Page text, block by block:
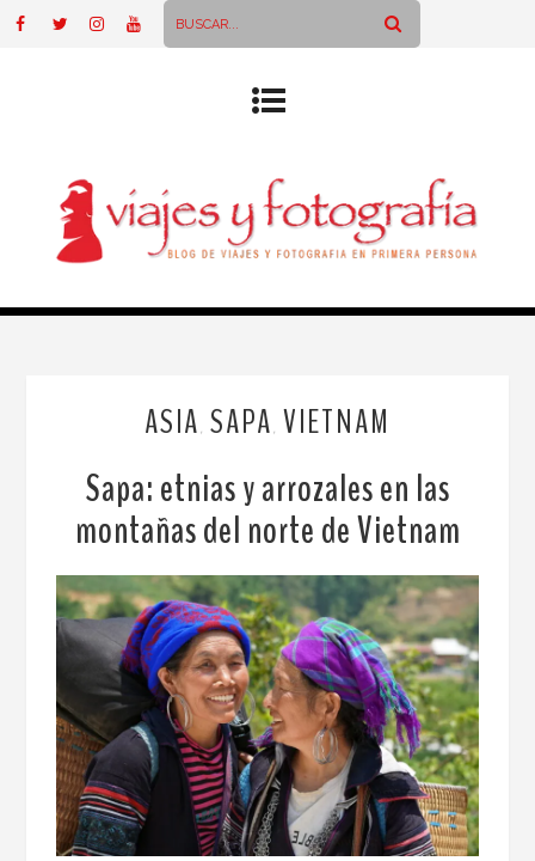
ASIA SAPA VIETNAM
Sapa: etnias y arrozales en las
montañas del norte de Vietnam